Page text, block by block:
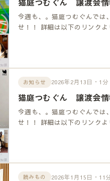
今週も、。猫庭つむぐんでは
せ！！ 詳細は以下のリンクよ
お知らせ 2026年2月13日・1分
猫庭つむぐん 譲渡会情
今週も、。猫庭つむぐんでは
せ！！ 詳細は以下のリンク
読みもの 2026年1月15日・11